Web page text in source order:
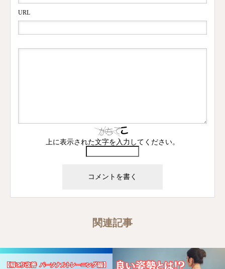
URL
上に表示された文字を入力してください。
関連記事